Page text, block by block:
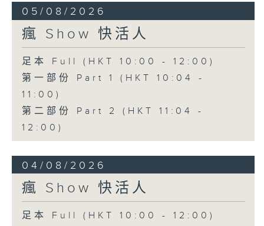
05/08/2026
瘋 Show 快活人
足本 Full (HKT 10:00 - 12:00)
第一部份 Part 1 (HKT 10:04 -
11:00)
第二部份 Part 2 (HKT 11:04 -
12:00)
04/08/2026
瘋 Show 快活人
足本 Full (HKT 10:00 - 12:00)